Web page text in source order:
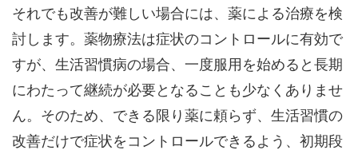
それでも改善が難しい場合には、薬による治療を検
討します。薬物療法は症状のコントロールに有効で
すが、生活習慣病の場合、一度服用を始めると長期
にわたって継続が必要となることも少なくありませ
ん。そのため、できる限り薬に頼らず、生活習慣の
改善だけで症状をコントロールできるよう、初期段